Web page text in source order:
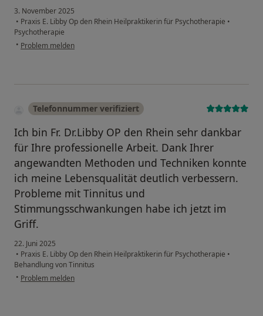
3. November 2025
• Praxis E. Libby Op den Rhein Heilpraktikerin für Psychotherapie •
Psychotherapie
• Problem melden
Telefonnummer verifiziert
Ich bin Fr. Dr.Libby OP den Rhein sehr dankbar
für Ihre professionelle Arbeit. Dank Ihrer
angewandten Methoden und Techniken konnte
ich meine Lebensqualität deutlich verbessern.
Probleme mit Tinnitus und
Stimmungsschwankungen habe ich jetzt im
Griff.
22. Juni 2025
• Praxis E. Libby Op den Rhein Heilpraktikerin für Psychotherapie •
Behandlung von Tinnitus
• Problem melden